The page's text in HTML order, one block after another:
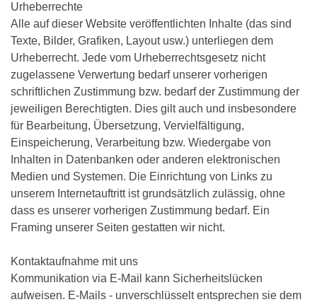
Urheberrechte
Alle auf dieser Website veröffentlichten Inhalte (das sind
Texte, Bilder, Grafiken, Layout usw.) unterliegen dem
Urheberrecht. Jede vom Urheberrechtsgesetz nicht
zugelassene Verwertung bedarf unserer vorherigen
schriftlichen Zustimmung bzw. bedarf der Zustimmung der
jeweiligen Berechtigten. Dies gilt auch und insbesondere
für Bearbeitung, Übersetzung, Vervielfältigung,
Einspeicherung, Verarbeitung bzw. Wiedergabe von
Inhalten in Datenbanken oder anderen elektronischen
Medien und Systemen. Die Einrichtung von Links zu
unserem Internetauftritt ist grundsätzlich zulässig, ohne
dass es unserer vorherigen Zustimmung bedarf. Ein
Framing unserer Seiten gestatten wir nicht.
Kontaktaufnahme mit uns
Kommunikation via E-Mail kann Sicherheitslücken
aufweisen. E-Mails - unverschlüsselt entsprechen sie dem